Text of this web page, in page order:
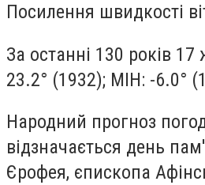
Посилення швидкості
За останні 130 років
23.2° (1932); МІН: -6.0°
Народний прогноз
відзначається день
Єрофея, єпископа